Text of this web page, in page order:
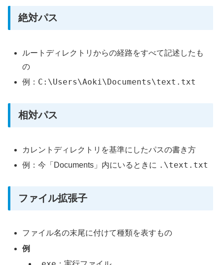
絶対パス
ルートディレクトリからの経路をすべて記述したも
の
例： C:\Users\Aoki\Documents\text.txt
相対パス
カレントディレクトリを基準にしたパスの書き方
例：今「Documents」内にいるときに .\text.txt
ファイル拡張子
ファイル名の末尾に付けて種類を表すもの
例